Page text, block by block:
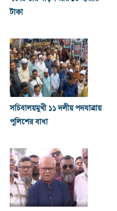
টাকা
সচিবালয়মুখী ১১ দলীয় পদযাত্রায়
পুলিশের বাধা